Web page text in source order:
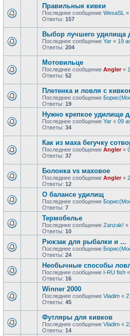
Правильные кивки
Последнее сообщение WesaSL «
Ответы: 157
Выбор лучшего удилища
Последнее сообщение Yar « 19
Ответы: 204
Мотовильце
Последнее сообщение Angler«
Ответы: 52
Плетенка и ловля с
Последнее сообщение
Ответы: 19
Нужно крепкое удилище
Последнее сообщение Yar « 09
Ответы: 34
Как из маха бегучку
Последнее сообщение Angler«
Ответы: 37
Болонка vs маховое
Последнее сообщение Angler«
Ответы: 12
О балансе удилищ
Последнее сообщение
Ответы: 7
Термобелье
Последнее сообщение Zanzak! «
Ответы: 10
Рюкзак для рыбалки и ...
Последнее сообщение
Ответы: 24
Необычные способы
Последнее сообщение I-RU fish «
Ответы: 16
Winner 2000
Последнее сообщение Vladim «
Ответы: 45
Футляры для кивков
Последнее сообщение Vladim «
Ответы: 14